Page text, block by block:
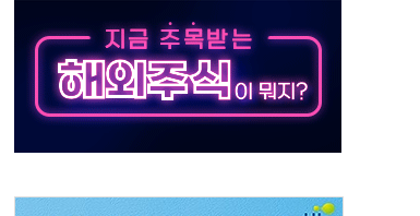
명 사망·1명 실종
국제적 시민 연대로 목소리 내야"
나흘만에 숨진 채 발견
아들 체포
…제주 연설서 신경전 고조